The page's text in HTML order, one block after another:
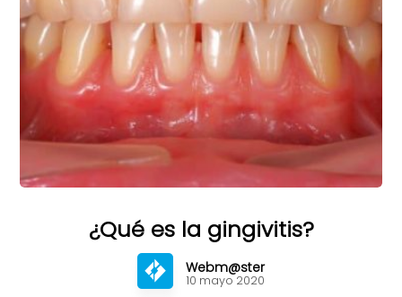
¿Qué es la gingivitis?
Webm@ster
10 mayo 2020